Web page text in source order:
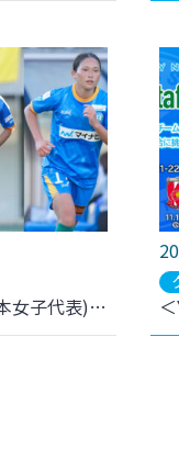
なでしこジャパン(日本女子代表)11月国際親善試合メンバーに3名選出のお知らせ